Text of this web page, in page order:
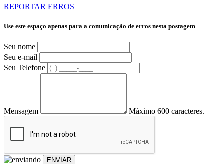
REPORTAR ERROS
Use este espaço apenas para a comunicação de erros nesta postagem
Seu nome
Seu e-mail
Seu Telefone
Mensagem Máximo 600 caracteres.
ENVIAR